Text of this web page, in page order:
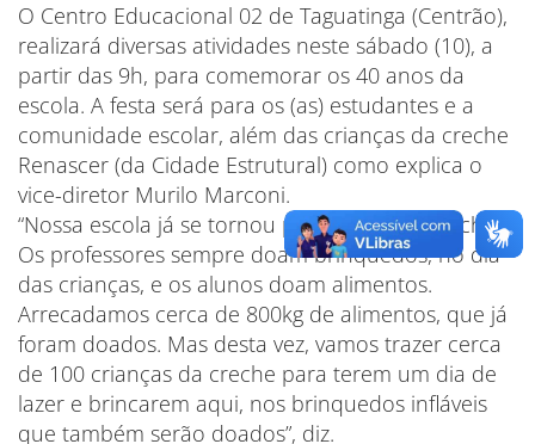
O Centro Educacional 02 de Taguatinga (Centrão),
realizará diversas atividades neste sábado (10), a
partir das 9h, para comemorar os 40 anos da
escola. A festa será para os (as) estudantes e a
comunidade escolar, além das crianças da creche
Renascer (da Cidade Estrutural) como explica o
vice-diretor Murilo Marconi.
“Nossa escola já se tornou parceira desta creche.
Os professores sempre doam brinquedos, no dia
das crianças, e os alunos doam alimentos.
Arrecadamos cerca de 800kg de alimentos, que já
foram doados. Mas desta vez, vamos trazer cerca
de 100 crianças da creche para terem um dia de
lazer e brincarem aqui, nos brinquedos infláveis
que também serão doados”, diz.